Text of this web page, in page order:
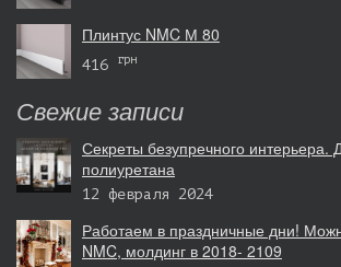
Плинтус NMC М 80
416 грн
Свежие записи
Секреты безупречного интерьера.
полиуретана
12 февраля 2024
Работаем в праздничные дни!
NMC, молдинг в 2018- 2109